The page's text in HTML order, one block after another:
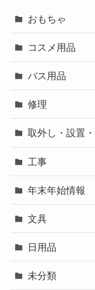
おもちゃ
コスメ用品
バス用品
修理
取外し・設置
工事
年末年始情報
文具
日用品
未分類